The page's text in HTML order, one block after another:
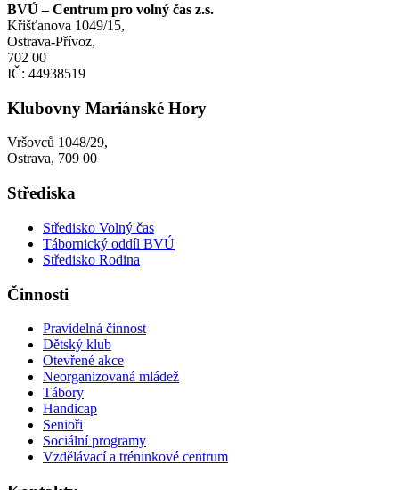
BVÚ – Centrum pro volný čas z.s.
Křišťanova 1049/15,
Ostrava-Přívoz,
702 00
IČ: 44938519
Klubovny Mariánské Hory
Vršovců 1048/29,
Ostrava, 709 00
Střediska
Středisko Volný čas
Tábornický oddíl BVÚ
Středisko Rodina
Činnosti
Pravidelná činnost
Dětský klub
Otevřené akce
Neorganizovaná mládež
Tábory
Handicap
Senioři
Sociální programy
Vzdělávací a tréninkové centrum